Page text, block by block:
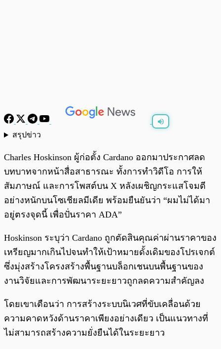
สรุปข่าว
Charles Hoskinson ผู้ก่อตั้ง Cardano ออกมาประกาศลด
บทบาทจากหน้าสื่อสาธารณะ ทั้งการทำวิดีโอ การให้
สัมภาษณ์ และการโพสต์บน X หลังเผชิญกระแสโจมตี
อย่างหนักบนโซเชียลมีเดีย พร้อมยืนยันว่า “ผมไม่ได้มา
อยู่ตรงจุดนี้ เพื่อปั่นราคา ADA”
Hoskinson ระบุว่า Cardano ถูกตัดสินคุณค่าผ่านราคาของ
เหรียญมากเกินไปจนทำให้เป้าหมายดั้งเดิมของโปรเจกต์
ซึ่งมุ่งสร้างโครงสร้างพื้นฐานบล็อกเชนบนพื้นฐานของ
งานวิจัยและการพัฒนาระยะยาวถูกลดความสำคัญลง
โดยเขาเตือนว่า การสร้างระบบนิเวศที่ขับเคลื่อนด้วย
ความคาดหวังด้านราคาเพียงอย่างเดียว เป็นแนวทางที่
ไม่สามารถสร้างความยั่งยืนได้ในระยะยาว